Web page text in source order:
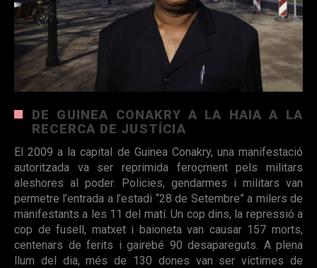
DE GUINEA CONAKRY A LA HAIA A LA
RECERCA DE JUSTÍCIA
El 2009 a la capital de Guinea Conakry, una manifestació
autoritzada va ser reprimida feroçment pels militars
aleshores al poder. Policies, gendarmes i militars van
permetre l’entrada a l’estadi “28 de Setembre” a milers de
manifestants a les 11 del matí. Un cop dins, la repressió a
cop de fusell, matxet i baioneta van causar 157 morts,
centenars de ferits i gairebé 90 desapareguts. A plena
llum del dia, més de 130 dones van ser víctimes de